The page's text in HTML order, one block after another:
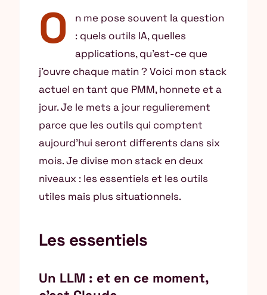
O
n me pose souvent la question
: quels outils IA, quelles
applications, qu’est-ce que
j’ouvre chaque matin ? Voici mon stack
actuel en tant que PMM, honnete et a
jour. Je le mets a jour regulierement
parce que les outils qui comptent
aujourd’hui seront differents dans six
mois. Je divise mon stack en deux
niveaux : les essentiels et les outils
utiles mais plus situationnels.
Les essentiels
Un LLM : et en ce moment,